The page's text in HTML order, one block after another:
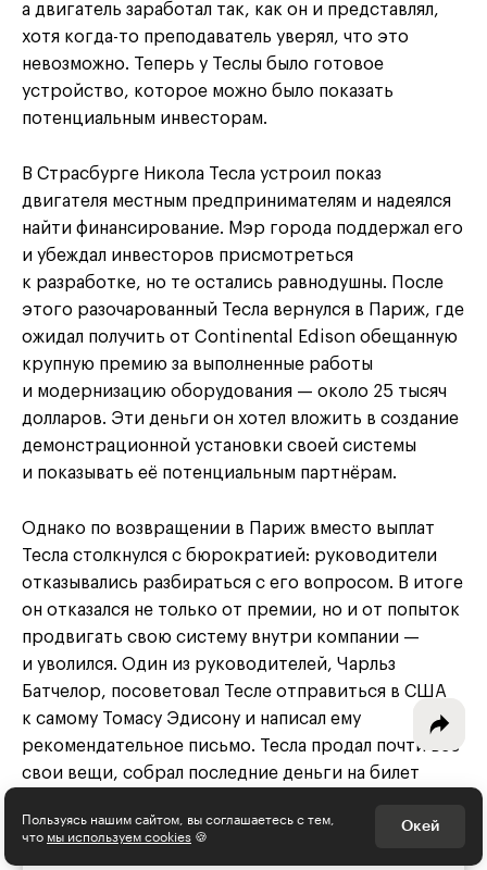
а двигатель заработал так, как он и представлял,
хотя когда-то преподаватель уверял, что это
невозможно. Теперь у Теслы было готовое
устройство, которое можно было показать
потенциальным инвесторам.
В Страсбурге Никола Тесла устроил показ
двигателя местным предпринимателям и надеялся
найти финансирование. Мэр города поддержал его
и убеждал инвесторов присмотреться
к разработке, но те остались равнодушны. После
этого разочарованный Тесла вернулся в Париж, где
ожидал получить от Continental Edison обещанную
крупную премию за выполненные работы
и модернизацию оборудования — около 25 тысяч
долларов. Эти деньги он хотел вложить в создание
демонстрационной установки своей системы
и показывать её потенциальным партнёрам.
Однако по возвращении в Париж вместо выплат
Тесла столкнулся с бюрократией: руководители
отказывались разбираться с его вопросом. В итоге
он отказался не только от премии, но и от попыток
продвигать свою систему внутри компании —
и уволился. Один из руководителей, Чарльз
Батчелор, посоветовал Тесле отправиться в США
к самому Томасу Эдисону и написал ему
рекомендательное письмо. Тесла продал почти все
свои вещи, собрал последние деньги на билет
Пользуясь нашим сайтом, вы соглашаетесь с тем,
что мы используем cookies 🍪 Окей
Выберите тему рассылки
и получите 5 бесплатных курсов:
Дизайн
Программирование
Разработка игр
Психология, общество
Маркетинг